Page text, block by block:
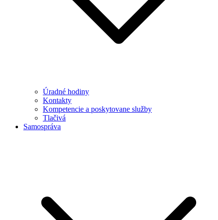
Úradné hodiny
Kontakty
Kompetencie a poskytovane služby
Tlačivá
Samospráva